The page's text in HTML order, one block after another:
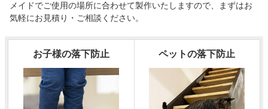
メイドでご使用の場所に合わせて製作いたしますので、まずはお
気軽にお見積り・ご相談ください。
お子様の落下防止 ペットの落下防止